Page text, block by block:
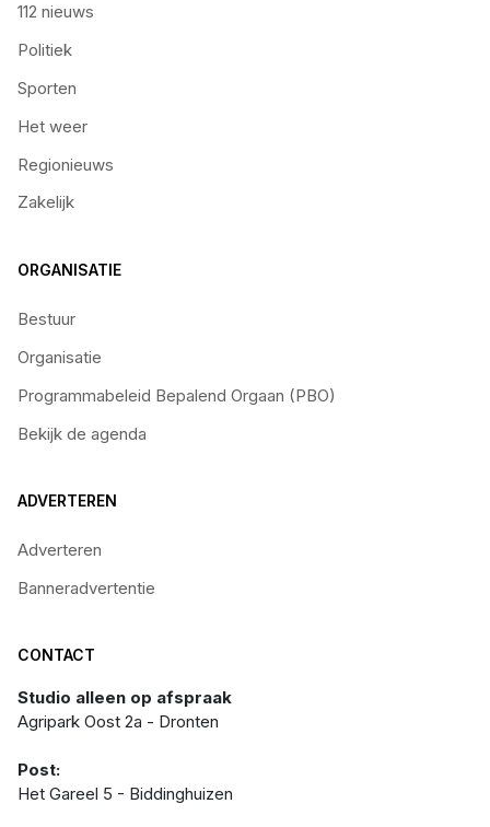
112 nieuws
Politiek
Sporten
Het weer
Regionieuws
Zakelijk
ORGANISATIE
Bestuur
Organisatie
Programmabeleid Bepalend Orgaan (PBO)
Bekijk de agenda
ADVERTEREN
Adverteren
Banneradvertentie
CONTACT
Studio alleen op afspraak
Agripark Oost 2a - Dronten
Post:
Het Gareel 5 - Biddinghuizen